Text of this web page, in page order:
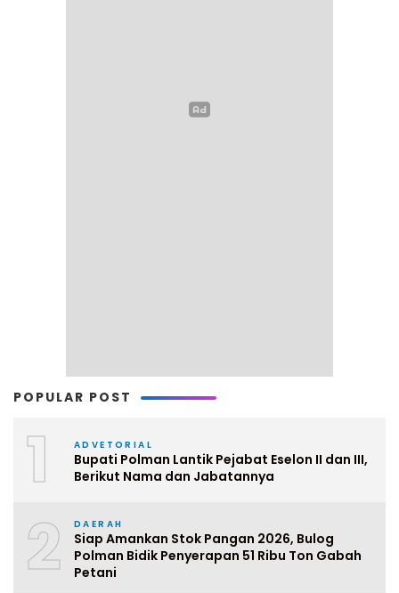
POPULAR POST
1 ADVETORIAL
Bupati Polman Lantik Pejabat Eselon II dan III,
Berikut Nama dan Jabatannya
2 DAERAH
Siap Amankan Stok Pangan 2026, Bulog
Polman Bidik Penyerapan 51 Ribu Ton Gabah
Petani